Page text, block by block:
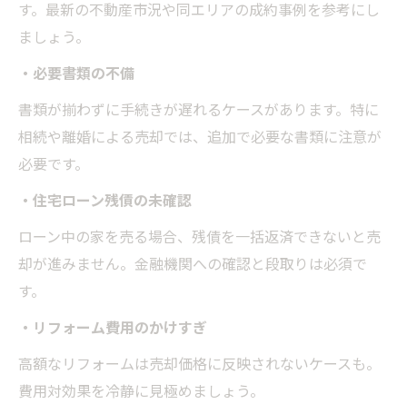
す。最新の不動産市況や同エリアの成約事例を参考にし
ましょう。
・必要書類の不備
書類が揃わずに手続きが遅れるケースがあります。特に
相続や離婚による売却では、追加で必要な書類に注意が
必要です。
・住宅ローン残債の未確認
ローン中の家を売る場合、残債を一括返済できないと売
却が進みません。金融機関への確認と段取りは必須で
す。
・リフォーム費用のかけすぎ
高額なリフォームは売却価格に反映されないケースも。
費用対効果を冷静に見極めましょう。